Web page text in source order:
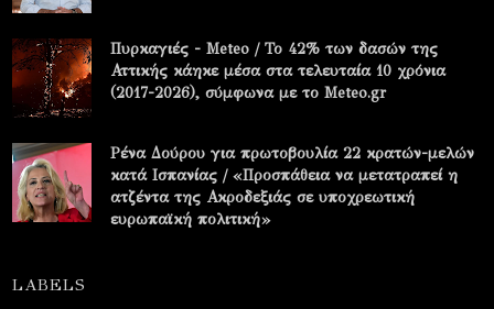
Πυρκαγιές - Meteo / Το 42% των δασών της
Αττικής κάηκε μέσα στα τελευταία 10 χρόνια
(2017-2026), σύμφωνα με το Meteo.gr
Ρένα Δούρου για πρωτοβουλία 22 κρατών-μελών
κατά Ισπανίας / «Προσπάθεια να μετατραπεί η
ατζέντα της Ακροδεξιάς σε υποχρεωτική
ευρωπαϊκή πολιτική»
LABELS